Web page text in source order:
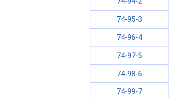
74-95-3
74-96-4
74-97-5
74-98-6
74-99-7